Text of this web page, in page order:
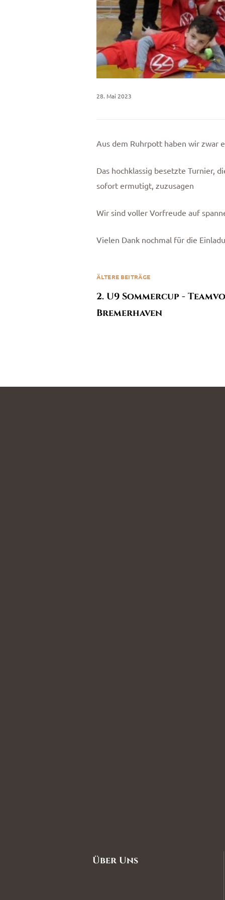
28. Mai 2023
Aus dem Ruhrpott haben wir zwar
Das hochklassig besetzte Turnier,
sofort ermutigt, zuzusagen
Wir sind voller Vorfreude auf
Vielen Dank nochmal für die
ÄLTERE BEITRÄGE
2. U9 Sommercup -
Bremerhaven
Über Uns